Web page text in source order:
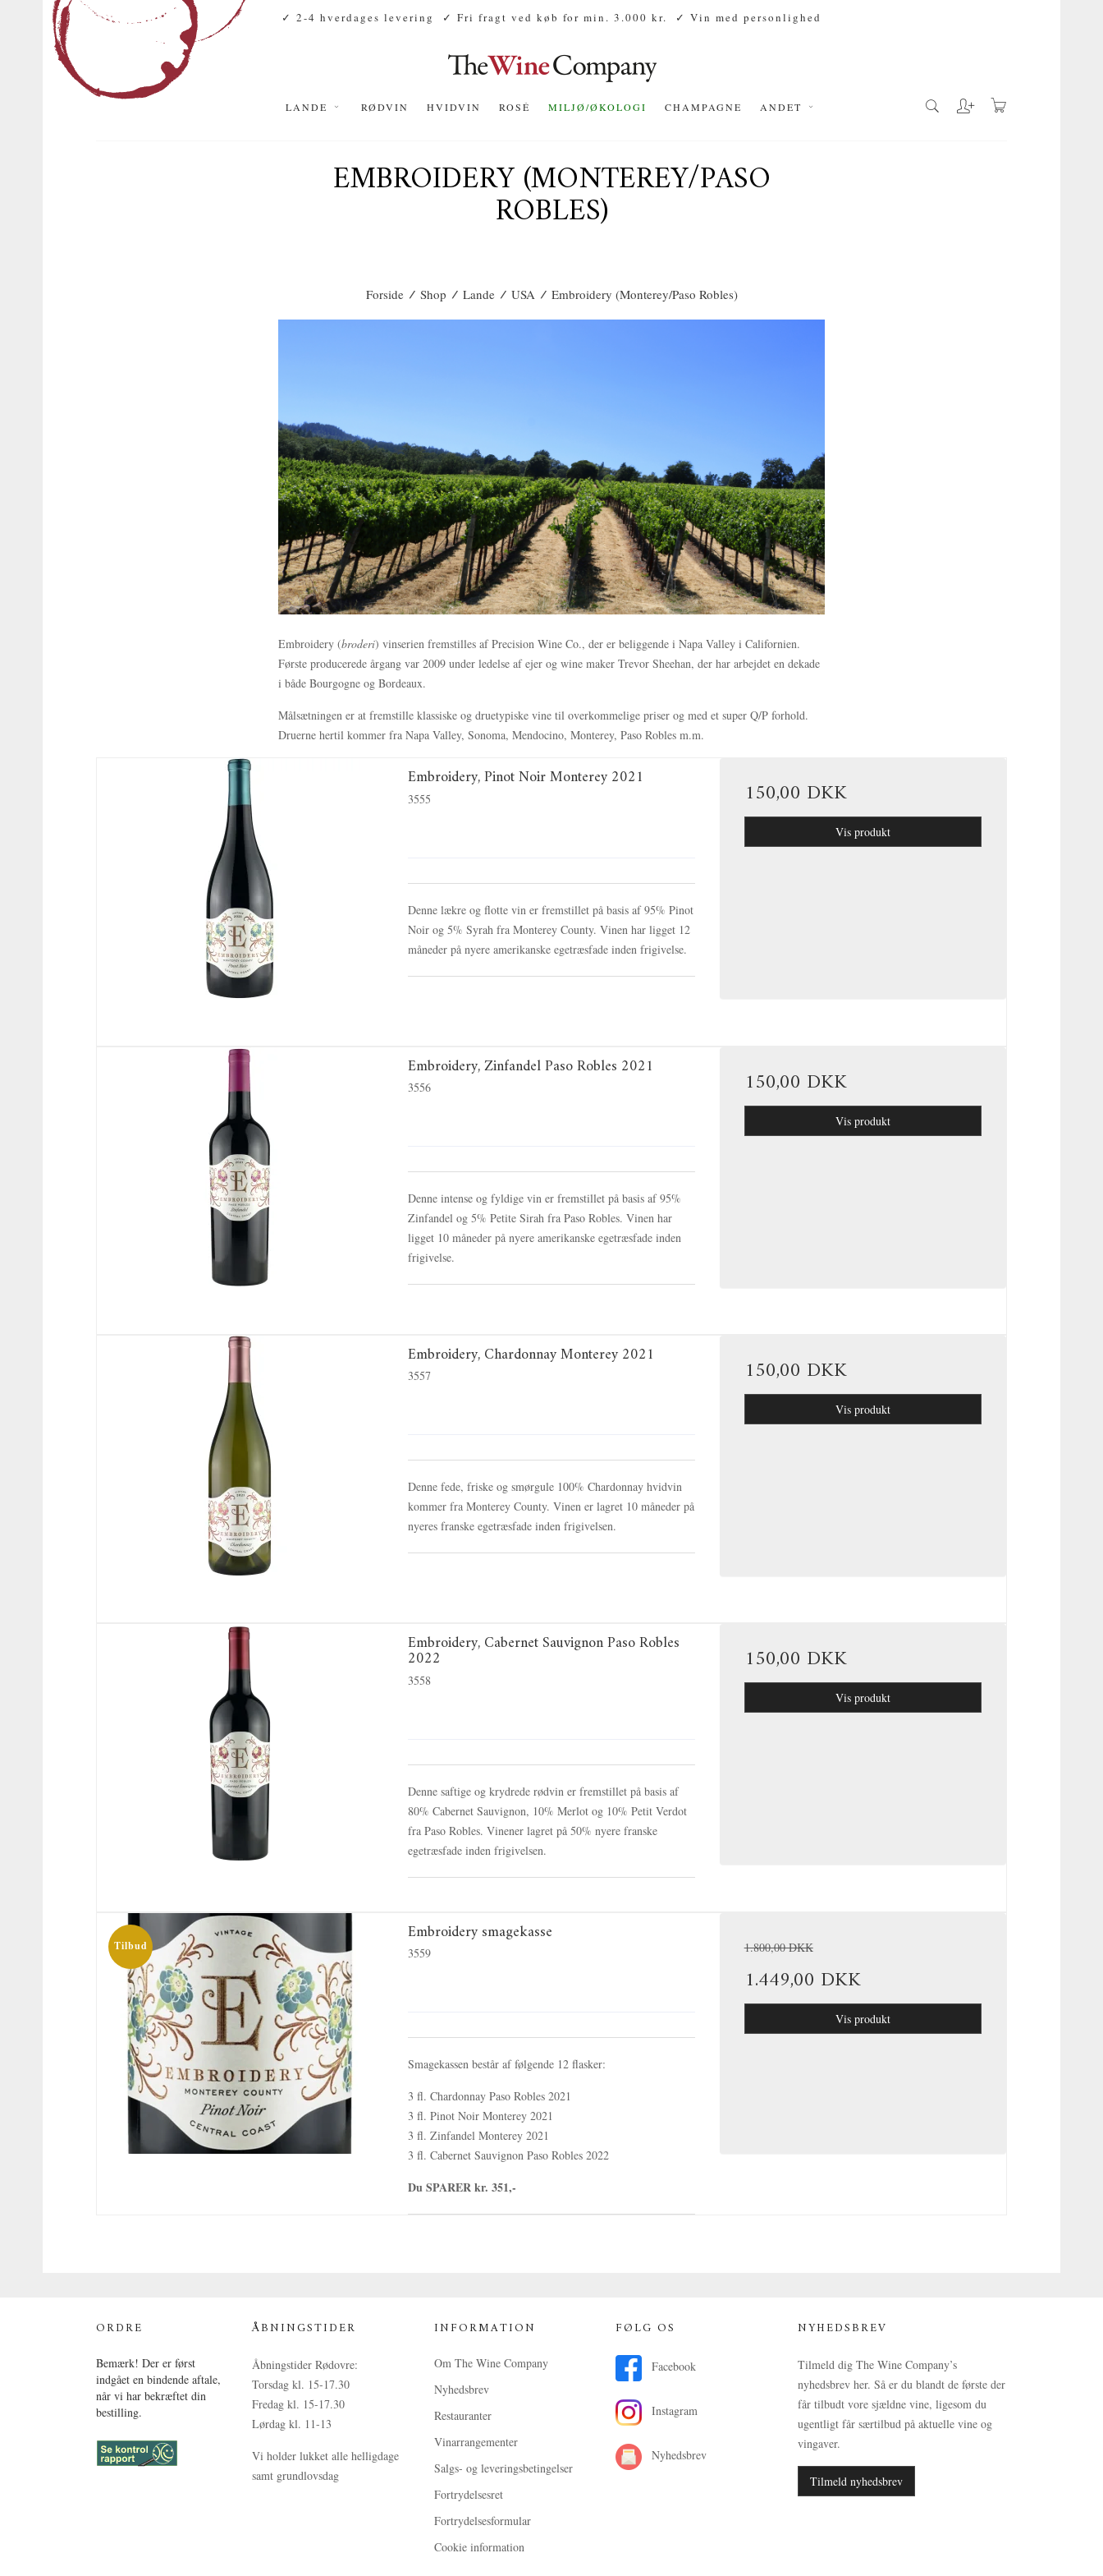
✓ 2-4 hverdages levering ✓ Fri fragt ved køb for min. 3.000 kr. ✓ Vin med personlighed
LANDE RØDVIN HVIDVIN ROSÉ MILJØ/ØKOLOGI CHAMPAGNE ANDET
EMBROIDERY (MONTEREY/PASO
ROBLES)
Forside / Shop / Lande / USA / Embroidery (Monterey/Paso Robles)
Embroidery (broderi) vinserien fremstilles af Precision Wine Co., der er beliggende i Napa Valley i Californien.
Første producerede årgang var 2009 under ledelse af ejer og wine maker Trevor Sheehan, der har arbejdet en dekade
i både Bourgogne og Bordeaux.
Målsætningen er at fremstille klassiske og druetypiske vine til overkommelige priser og med et super Q/P forhold.
Druerne hertil kommer fra Napa Valley, Sonoma, Mendocino, Monterey, Paso Robles m.m.
Embroidery, Pinot Noir Monterey 2021
3555
Denne lækre og flotte vin er fremstillet på basis af 95% Pinot
Noir og 5% Syrah fra Monterey County. Vinen har ligget 12
måneder på nyere amerikanske egetræsfade inden frigivelse.
150,00 DKK
Vis produkt
Embroidery, Zinfandel Paso Robles 2021
3556
Denne intense og fyldige vin er fremstillet på basis af 95%
Zinfandel og 5% Petite Sirah fra Paso Robles. Vinen har
ligget 10 måneder på nyere amerikanske egetræsfade inden
frigivelse.
150,00 DKK
Vis produkt
Embroidery, Chardonnay Monterey 2021
3557
Denne fede, friske og smørgule 100% Chardonnay hvidvin
kommer fra Monterey County. Vinen er lagret 10 måneder på
nyeres franske egetræsfade inden frigivelsen.
150,00 DKK
Vis produkt
Embroidery, Cabernet Sauvignon Paso Robles
2022
3558
Denne saftige og krydrede rødvin er fremstillet på basis af
80% Cabernet Sauvignon, 10% Merlot og 10% Petit Verdot
fra Paso Robles. Vinener lagret på 50% nyere franske
egetræsfade inden frigivelsen.
150,00 DKK
Vis produkt
Tilbud
Embroidery smagekasse
3559
Smagekassen består af følgende 12 flasker:
3 fl. Chardonnay Paso Robles 2021
3 fl. Pinot Noir Monterey 2021
3 fl. Zinfandel Monterey 2021
3 fl. Cabernet Sauvignon Paso Robles 2022
Du SPARER kr. 351,-
1.800,00 DKK
1.449,00 DKK
Vis produkt
ORDRE
Bemærk! Der er først
indgået en bindende aftale,
når vi har bekræftet din
bestilling.
ÅBNINGSTIDER
Åbningstider Rødovre:
Torsdag kl. 15-17.30
Fredag kl. 15-17.30
Lørdag kl. 11-13
Vi holder lukket alle helligdage
samt grundlovsdag
INFORMATION
Om The Wine Company
Nyhedsbrev
Restauranter
Vinarrangementer
Salgs- og leveringsbetingelser
Fortrydelsesret
Fortrydelsesformular
Cookie information
FØLG OS
Facebook
Instagram
Nyhedsbrev
NYHEDSBREV
Tilmeld dig The Wine Company’s
nyhedsbrev her. Så er du blandt de første der
får tilbudt vore sjældne vine, ligesom du
ugentligt får særtilbud på aktuelle vine og
vingaver.
Tilmeld nyhedsbrev